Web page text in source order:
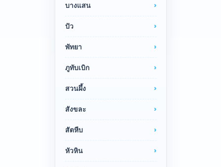
บางแสน
ปัว
พัทยา
ภูทับเบิก
สวนผึ้ง
สังขละ
สัตหีบ
หัวหิน